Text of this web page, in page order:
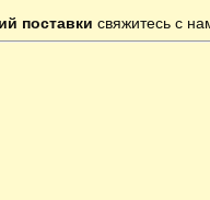
поставки свяжитесь с